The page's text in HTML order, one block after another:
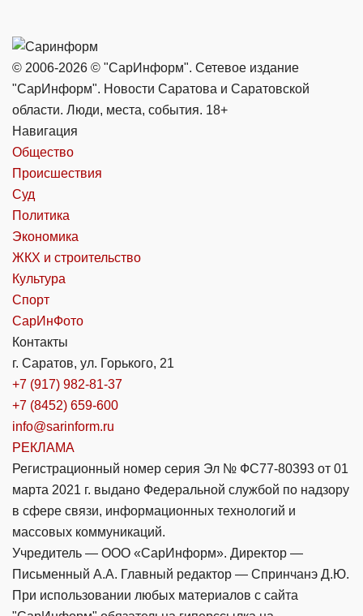
© 2006-2026 © "СарИнформ". Сетевое издание
"СарИнформ". Новости Саратова и Саратовской
области. Люди, места, события. 18+
Навигация
Общество
Происшествия
Суд
Политика
Экономика
ЖКХ и строительство
Культура
Спорт
СарИнФото
Контакты
г. Саратов, ул. Горького, 21
+7 (917) 982-81-37
+7 (8452) 659-600
info@sarinform.ru
РЕКЛАМА
Регистрационный номер серия Эл № ФС77-80393 от 01
марта 2021 г. выдано Федеральной службой по надзору
в сфере связи, информационных технологий и
массовых коммуникаций.
Учредитель — ООО «СарИнформ». Директор —
Письменный А.А. Главный редактор — Спринчанэ Д.Ю.
При использовании любых материалов с сайта